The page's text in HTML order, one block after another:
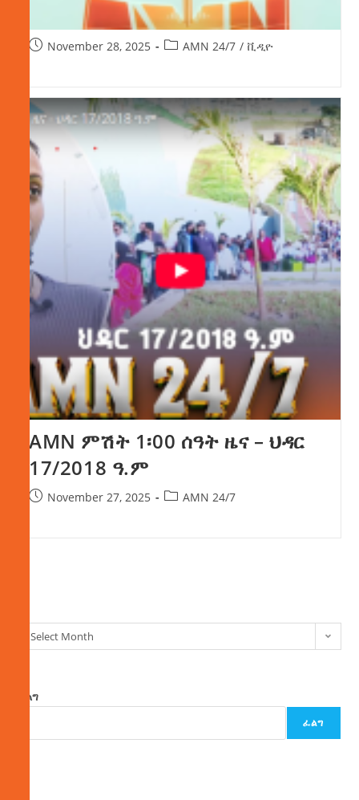
November 28, 2025 AMN 24/7 / ቪዲዮ
AMN ምሽት 1፡00 ሰዓት ዜና – ህዳር
17/2018 ዓ.ም
November 27, 2025 AMN 24/7
Select Month
ፈልግ
ፈልግ